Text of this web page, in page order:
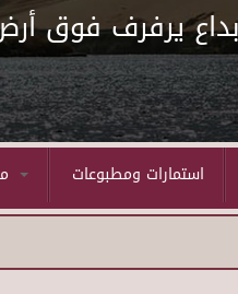
يرفرف فوق
استمارات ومطبوعات